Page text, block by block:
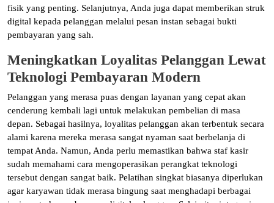
fisik yang penting. Selanjutnya, Anda juga dapat memberikan struk
digital kepada pelanggan melalui pesan instan sebagai bukti
pembayaran yang sah.
Meningkatkan Loyalitas Pelanggan Lewat
Teknologi Pembayaran Modern
Pelanggan yang merasa puas dengan layanan yang cepat akan
cenderung kembali lagi untuk melakukan pembelian di masa
depan. Sebagai hasilnya, loyalitas pelanggan akan terbentuk secara
alami karena mereka merasa sangat nyaman saat berbelanja di
tempat Anda. Namun, Anda perlu memastikan bahwa staf kasir
sudah memahami cara mengoperasikan perangkat teknologi
tersebut dengan sangat baik. Pelatihan singkat biasanya diperlukan
agar karyawan tidak merasa bingung saat menghadapi berbagai